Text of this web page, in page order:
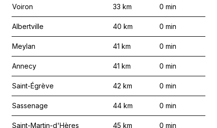
Voiron 33 km 0 min
Albertville 40 km 0 min
Meylan 41 km 0 min
Annecy 41 km 0 min
Saint-Égrève 42 km 0 min
Sassenage 44 km 0 min
Saint-Martin-d'Hères 45 km 0 min